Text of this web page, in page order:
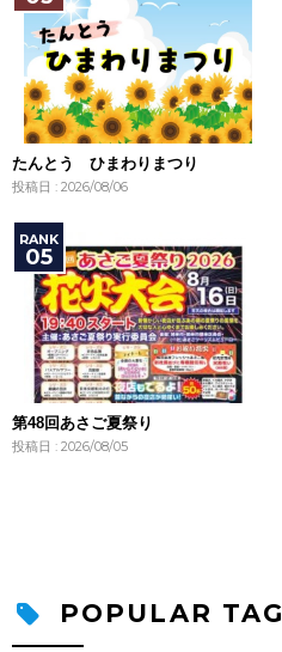
たんとう ひまわりまつり
投稿日 : 2026/08/06
第48回あさご夏祭り
投稿日 : 2026/08/05
POPULAR TAG